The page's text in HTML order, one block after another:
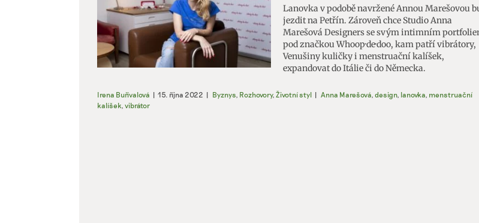
Lanovka v podobě navržené Annou Marešovou
jezdit na Petřín. Zároveň chce Studio Anna
Marešová Designers se svým intimním
pod značkou Whoop·de·doo, kam patří vibrátory,
Venušiny kuličky i menstruační kalíšek,
expandovat do Itálie či do Německa.
Irena Buřívalová | 15. října 2022 | Byznys, Rozhovory, Životní styl | Anna Marešová, design, lanovka, menstruační
kalíšek, vibrátor